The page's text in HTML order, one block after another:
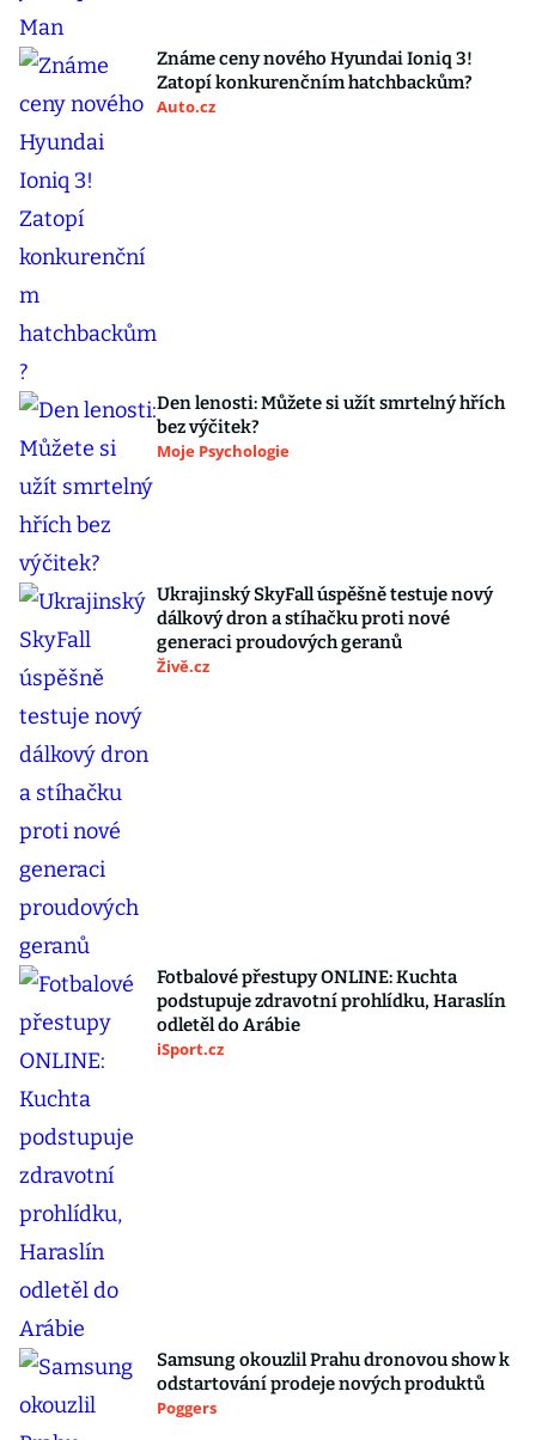
Známe ceny nového Hyundai Ioniq 3!
Zatopí konkurenčním hatchbackům?
Auto.cz
Den lenosti: Můžete si užít smrtelný hřích
bez výčitek?
Moje Psychologie
Ukrajinský SkyFall úspěšně testuje nový
dálkový dron a stíhačku proti nové
generaci proudových geranů
Živě.cz
Fotbalové přestupy ONLINE: Kuchta
podstupuje zdravotní prohlídku, Haraslín
odletěl do Arábie
iSport.cz
Samsung okouzlil Prahu dronovou show k
odstartování prodeje nových produktů
Poggers